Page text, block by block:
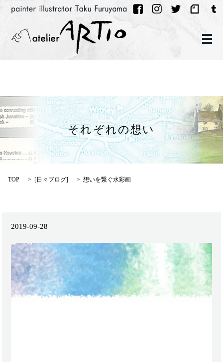
メ
それぞれの想い
TOP [日々ブログ] 想いを繋ぐ水彩画
2019-09-28